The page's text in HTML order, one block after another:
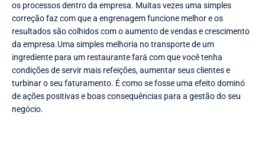
os processos dentro da empresa. Muitas vezes uma simples
correção faz com que a engrenagem funcione melhor e os
resultados são colhidos com o aumento de vendas e crescimento
da empresa.Uma simples melhoria no transporte de um
ingrediente para um restaurante fará com que você tenha
condições de servir mais refeições, aumentar seus clientes e
turbinar o seu faturamento. É como se fosse uma efeito dominó
de ações positivas e boas consequências para a gestão do seu
negócio.